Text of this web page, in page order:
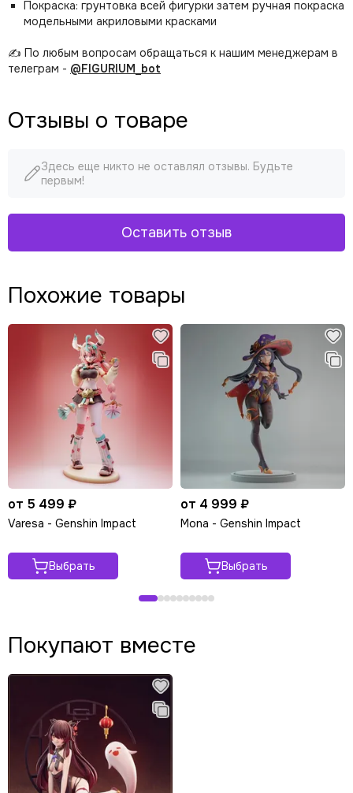
Покраска: грунтовка всей фигурки затем ручная покраска
модельными акриловыми красками
✍️ По любым вопросам обращаться к нашим менеджерам в
телеграм - @FIGURIUM_bot
Отзывы о товаре
Здесь еще никто не оставлял отзывы. Будьте
первым!
Оставить отзыв
Похожие товары
от 5 499 ₽
Varesa - Genshin Impact
Выбрать
от 4 999 ₽
Mona - Genshin Impact
Выбрать
Покупают вместе